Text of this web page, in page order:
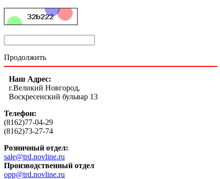
Продолжить
Наш Адрес:
г.Великий Новгород,
Воскресенский бульвар 13
Телефон:
(8162)77-04-29
(8162)73-27-74
Розничный отдел:
sale@trd.novline.ru
Производственный отдел
opp@trd.novline.ru